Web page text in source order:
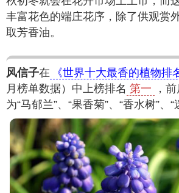
丰富花色的端庄花序，除了供观赏
取芳香油。
风信子在 《世界十大最香的植物排
月榜单数据）中上榜排名 第一
，
为“马郁兰”、“果香菊”、“香水树”、“